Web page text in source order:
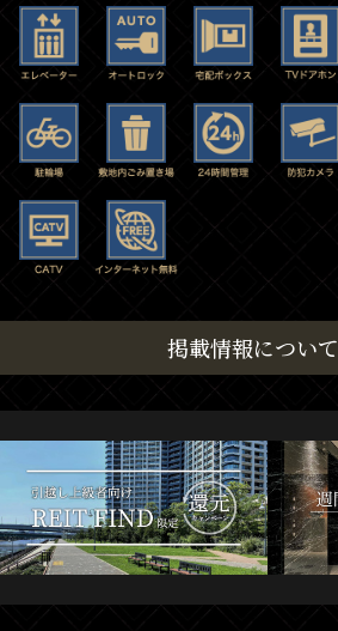
掲載情報について